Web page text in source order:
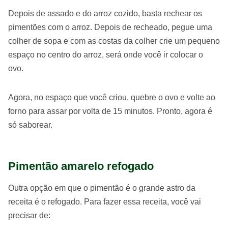
Depois de assado e do arroz cozido, basta rechear os
pimentões com o arroz. Depois de recheado, pegue uma
colher de sopa e com as costas da colher crie um pequeno
espaço no centro do arroz, será onde você ir colocar o
ovo.
Agora, no espaço que você criou, quebre o ovo e volte ao
forno para assar por volta de 15 minutos. Pronto, agora é
só saborear.
Pimentão amarelo refogado
Outra opção em que o pimentão é o grande astro da
receita é o refogado. Para fazer essa receita, você vai
precisar de: